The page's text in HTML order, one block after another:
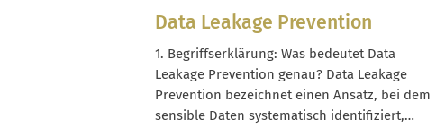
wird. Der Data Feed dient dazu,
Informationen automatisiert, wiederholbar
und möglichst fehlerfrei auszutauschen, ohne
dass du Daten manuell kopieren oder...
Data Leakage Prevention
1. Begriffserklärung: Was bedeutet Data
Leakage Prevention genau? Data Leakage
Prevention bezeichnet einen Ansatz, bei dem
sensible Daten systematisch identifiziert,